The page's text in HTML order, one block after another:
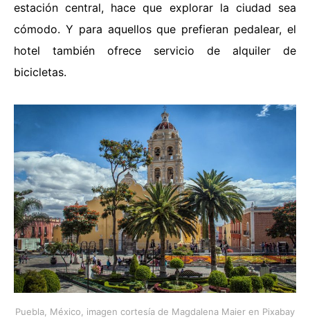
estación central, hace que explorar la ciudad sea
cómodo. Y para aquellos que prefieran pedalear, el
hotel también ofrece servicio de alquiler de
bicicletas.
Puebla, México, imagen cortesía de Magdalena Maier en Pixabay